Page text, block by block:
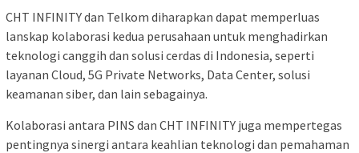
CHT INFINITY dan Telkom diharapkan dapat memperluas
lanskap kolaborasi kedua perusahaan untuk menghadirkan
teknologi canggih dan solusi cerdas di Indonesia, seperti
layanan Cloud, 5G Private Networks, Data Center, solusi
keamanan siber, dan lain sebagainya.
Kolaborasi antara PINS dan CHT INFINITY juga mempertegas
pentingnya sinergi antara keahlian teknologi dan pemahaman